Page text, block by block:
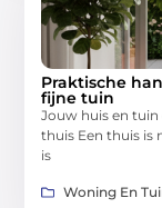
Praktische
fijne tuin
Jouw huis en
thuis Een thuis is
is
Woning En